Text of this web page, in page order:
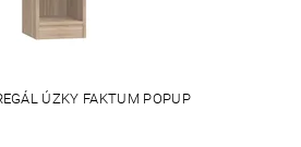
ÚZKY FAKTUM POPUP